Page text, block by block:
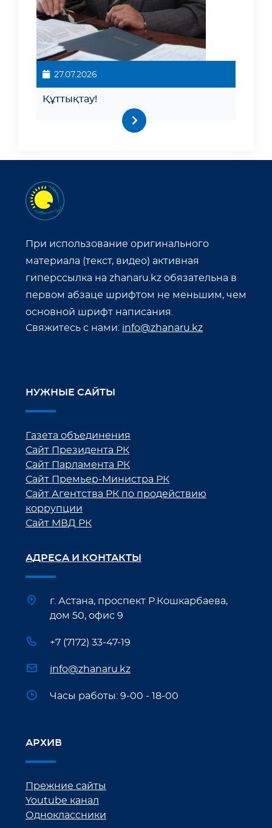
27.07.2026
Құттықтау!
При использование оригинального
материала (текст, видео) активная
гиперссылка на zhanaru.kz обязательна в
первом абзаце шрифтом не меньшим, чем
основной шрифт написания.
Свяжитесь с нами: info@zhanaru.kz
НУЖНЫЕ САЙТЫ
Газета объединения
Сайт Президента РК
Сайт Парламента РК
Сайт Премьер-Министра РК
Сайт Агентства РК по продействию
коррупции
Сайт МВД РК
АДРЕСА И КОНТАКТЫ
г. Астана, проспект Р.Кошкарбаева,
дом 50, офис 9
+7 (7172) 33-47-19
info@zhanaru.kz
Часы работы: 9-00 - 18-00
АРХИВ
Прежние сайты
Youtube канал
Одноклассники